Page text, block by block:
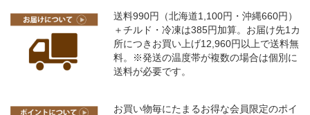
送料990円（北海道1,100円・沖縄660円）
＋チルド・冷凍は385円加算。お届け先1カ
所につきお買い上げ12,960円以上で送料無
料。※発送の温度帯が複数の場合は個別に
送料が必要です。
お買い物毎にたまるお得な会員限定のポイ